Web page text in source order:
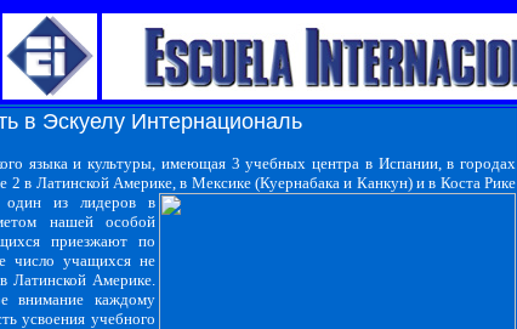
в Эскуелу Интернациональ
языка и культуры, имеющая 3 учебных центра в Испании, в городах
в Латинской Америке, в Мексике (Куернабака и Канкун) и в Коста Рике
один из лидеров в
нашей особой
приезжают по
число учащихся не
Латинской Америке.
внимание каждому
усвоения учебного